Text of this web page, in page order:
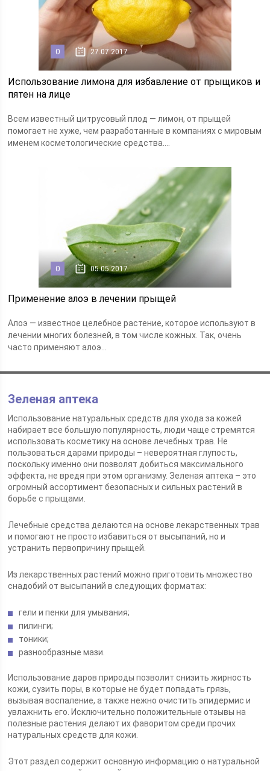
0 27.07.2017
Использование лимона для избавление от прыщиков и
пятен на лице
Всем известный цитрусовый плод — лимон, от прыщей
помогает не хуже, чем разработанные в компаниях с мировым
именем косметологические средства....
0 05.05.2017
Применение алоэ в лечении прыщей
Алоэ — известное целебное растение, которое используют в
лечении многих болезней, в том числе кожных. Так, очень
часто применяют алоэ...
Зеленая аптека
Использование натуральных средств для ухода за кожей
набирает все большую популярность, люди чаще стремятся
использовать косметику на основе лечебных трав. Не
пользоваться дарами природы – невероятная глупость,
поскольку именно они позволят добиться максимального
эффекта, не вредя при этом организму. Зеленая аптека – это
огромный ассортимент безопасных и сильных растений в
борьбе с прыщами.
Лечебные средства делаются на основе лекарственных трав
и помогают не просто избавиться от высыпаний, но и
устранить первопричину прыщей.
Из лекарственных растений можно приготовить множество
снадобий от высыпаний в следующих форматах:
гели и пенки для умывания;
пилинги;
тоники;
разнообразные мази.
Использование даров природы позволит снизить жирность
кожи, сузить поры, в которые не будет попадать грязь,
вызывая воспаление, а также нежно очистить эпидермис и
увлажнить его. Исключительно положительные отзывы на
полезные растения делают их фаворитом среди прочих
натуральных средств для кожи.
Этот раздел содержит основную информацию о натуральной